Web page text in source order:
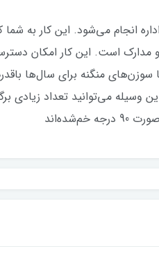
انجام می‌شود. این کار به شما
مدارک است. این کار امکان
منگنه برای سال‌ها
وسیله می‌توانید تعداد